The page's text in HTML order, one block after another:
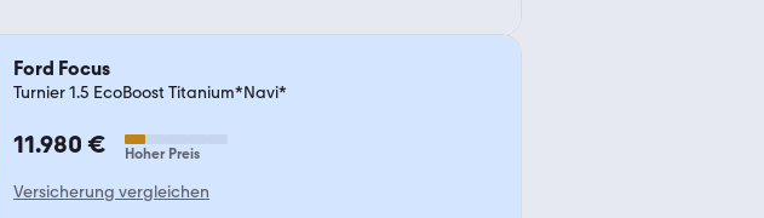
Ford Focus
Turnier 1.5 EcoBoost Titanium*Navi*
11.980 € Hoher Preis
Versicherung vergleichen